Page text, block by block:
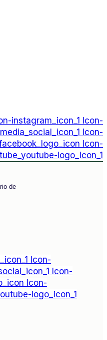
instagram_icon_1
Icon-
Icon-
Icon-
logo_icon_1
de
Icon-
Icon-
Icon-
logo_icon_1